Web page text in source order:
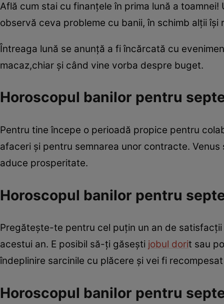
Află cum stai cu finanţele în prima lună a toamnei!
observă ceva probleme cu banii, în schimb alţii
Întreaga lună se anunţă a fi încărcată cu
macaz,chiar şi când vine vorba despre buget.
Horoscopul banilor pentru
Pentru tine începe o perioadă propice pentru
afaceri şi pentru semnarea unor contracte.
aduce prosperitate.
Horoscopul banilor pentru
Pregăteşte-te pentru cel puţin un an de
acestui an. E posibil să-ţi găseşti jobul dorit sau
îndeplinire sarcinile cu plăcere şi vei fi
Horoscopul banilor pentru